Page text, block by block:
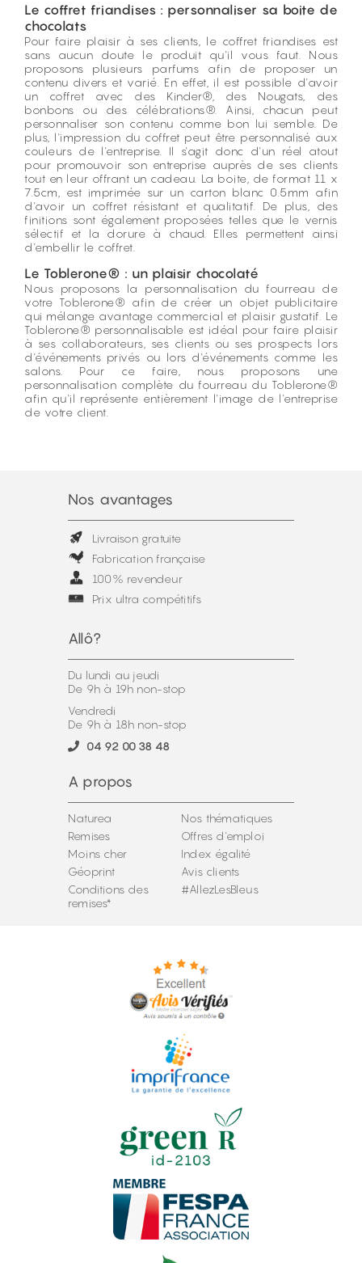
Le coffret friandises : personnaliser sa boite de
chocolats
Pour faire plaisir à ses clients, le coffret friandises est
sans aucun doute le produit qu'il vous faut. Nous
proposons plusieurs parfums afin de proposer un
contenu divers et varié. En effet, il est possible d'avoir
un coffret avec des Kinder®, des Nougats, des
bonbons ou des célébrations®. Ainsi, chacun peut
personnaliser son contenu comme bon lui semble. De
plus, l'impression du coffret peut être personnalisé aux
couleurs de l'entreprise. Il s'agit donc d'un réel atout
pour promouvoir son entreprise auprès de ses clients
tout en leur offrant un cadeau. La boite, de format 11 x
7.5cm, est imprimée sur un carton blanc 0.5mm afin
d'avoir un coffret résistant et qualitatif. De plus, des
finitions sont également proposées telles que le vernis
sélectif et la dorure à chaud. Elles permettent ainsi
d'embellir le coffret.
Le Toblerone® : un plaisir chocolaté
Nous proposons la personnalisation du fourreau de
votre Toblerone® afin de créer un objet publicitaire
qui mélange avantage commercial et plaisir gustatif. Le
Toblerone® personnalisable est idéal pour faire plaisir
à ses collaborateurs, ses clients ou ses prospects lors
d'événements privés ou lors d'événements comme les
salons. Pour ce faire, nous proposons une
personnalisation complète du fourreau du Toblerone®
afin qu'il représente entièrement l'image de l'entreprise
de votre client.
Nos avantages
Livraison gratuite
Fabrication française
100% revendeur
Prix ultra compétitifs
Allô?
Du lundi au jeudi
De 9h à 19h non-stop
Vendredi
De 9h à 18h non-stop
04 92 00 38 48
A propos
Naturea
Remises
Moins cher
Géoprint
Conditions des
remises*
Nos thématiques
Offres d'emploi
Index égalité
Avis clients
#AllezLesBleus